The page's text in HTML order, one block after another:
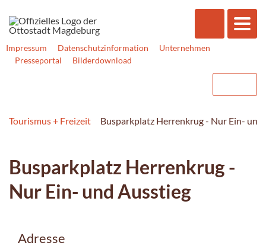
Impressum Datenschutzinformation
Unternehmen
Presseportal
Bilderdownload
Tourismus + Freizeit Busparkplatz Herrenkrug - Nur Ein- und
Busparkplatz Herrenkrug -
Nur Ein- und Ausstieg
Adresse